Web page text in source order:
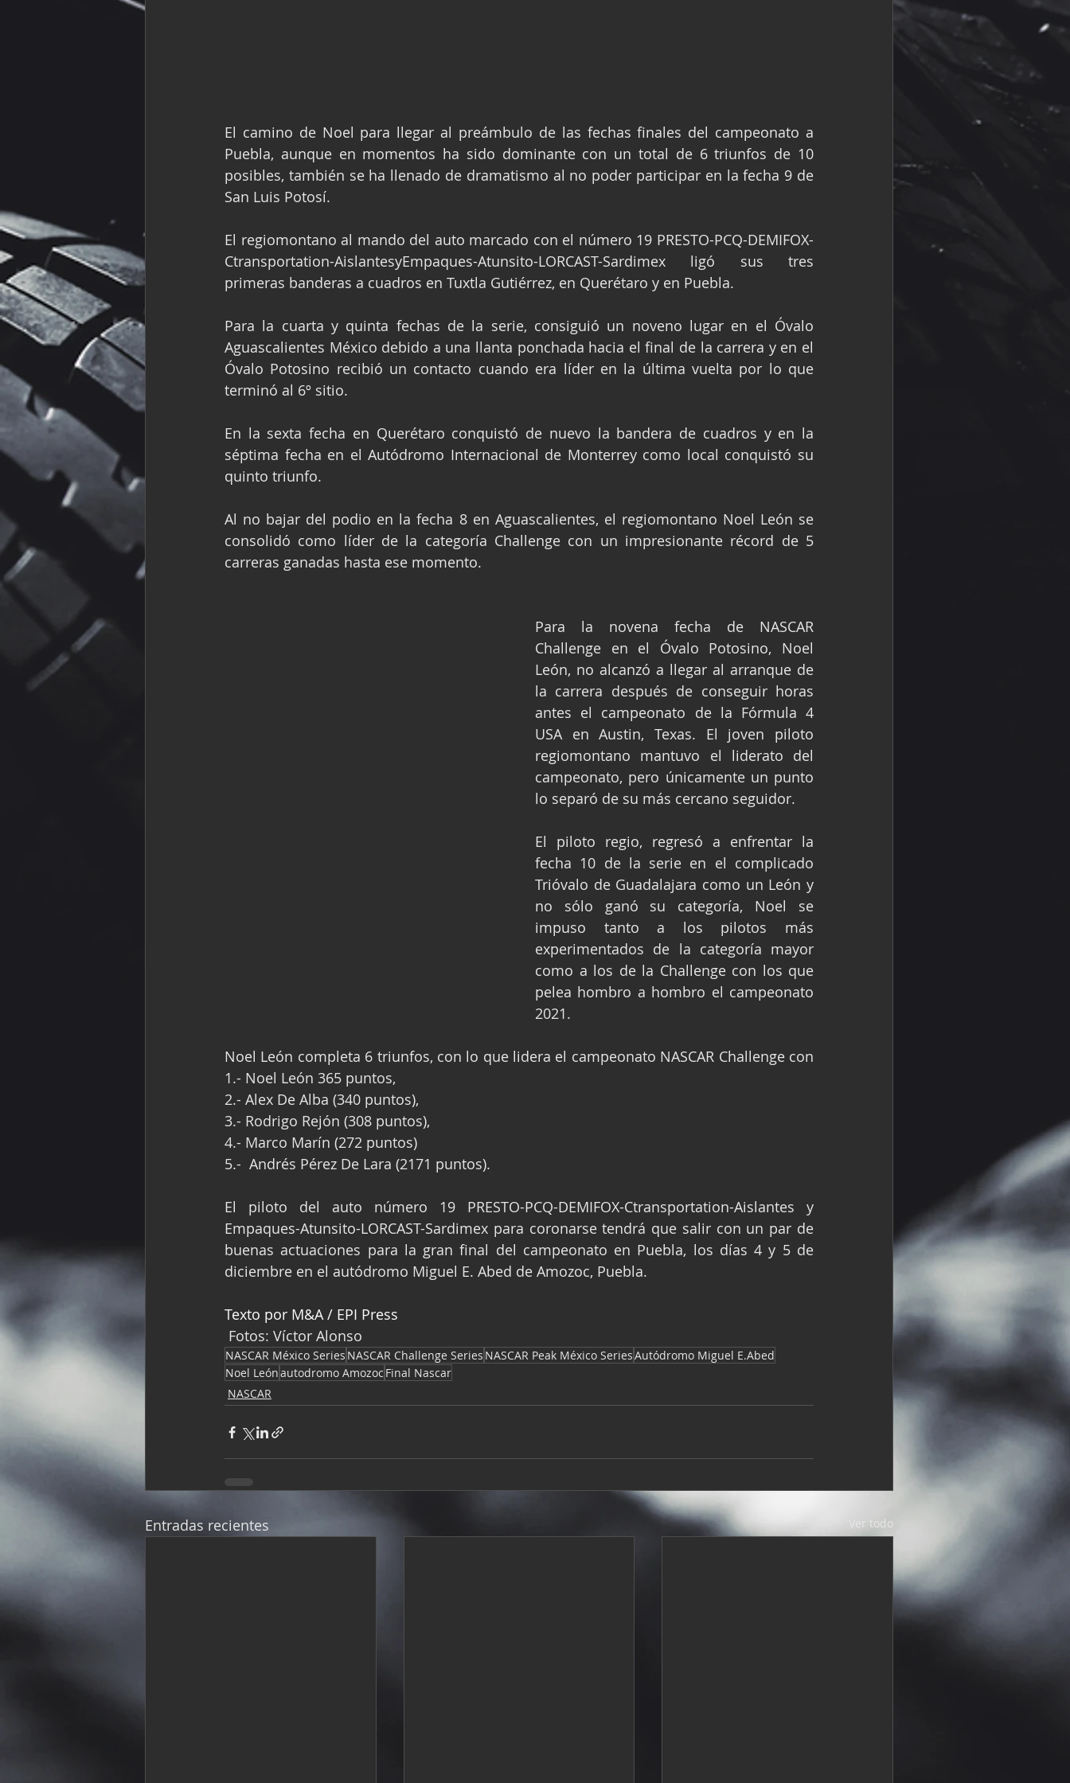
El camino de Noel para llegar al preámbulo de las fechas finales del campeonato a
Puebla, aunque en momentos ha sido dominante con un total de 6 triunfos de 10
posibles, también se ha llenado de dramatismo al no poder participar en la fecha 9 de
San Luis Potosí.
El regiomontano al mando del auto marcado con el número 19 PRESTO-PCQ-DEMIFOX-
Ctransportation-AislantesyEmpaques-Atunsito-LORCAST-Sardimex ligó sus tres
primeras banderas a cuadros en Tuxtla Gutiérrez, en Querétaro y en Puebla.
Para la cuarta y quinta fechas de la serie, consiguió un noveno lugar en el Óvalo
Aguascalientes México debido a una llanta ponchada hacia el final de la carrera y en el
Óvalo Potosino recibió un contacto cuando era líder en la última vuelta por lo que
terminó al 6º sitio.
En la sexta fecha en Querétaro conquistó de nuevo la bandera de cuadros y en la
séptima fecha en el Autódromo Internacional de Monterrey como local conquistó su
quinto triunfo.
Al no bajar del podio en la fecha 8 en Aguascalientes, el regiomontano Noel León se
consolidó como líder de la categoría Challenge con un impresionante récord de 5
carreras ganadas hasta ese momento.
Para la novena fecha de NASCAR
Challenge en el Óvalo Potosino, Noel
León, no alcanzó a llegar al arranque de
la carrera después de conseguir horas
antes el campeonato de la Fórmula 4
USA en Austin, Texas. El joven piloto
regiomontano mantuvo el liderato del
campeonato, pero únicamente un punto
lo separó de su más cercano seguidor.
El piloto regio, regresó a enfrentar la
fecha 10 de la serie en el complicado
Trióvalo de Guadalajara como un León y
no sólo ganó su categoría, Noel se
impuso tanto a los pilotos más
experimentados de la categoría mayor
como a los de la Challenge con los que
pelea hombro a hombro el campeonato
2021.
Noel León completa 6 triunfos, con lo que lidera el campeonato NASCAR Challenge con
1.- Noel León 365 puntos,
2.- Alex De Alba (340 puntos),
3.- Rodrigo Rejón (308 puntos),
4.- Marco Marín (272 puntos)
5.-  Andrés Pérez De Lara (2171 puntos).
El piloto del auto número 19 PRESTO-PCQ-DEMIFOX-Ctransportation-Aislantes y
Empaques-Atunsito-LORCAST-Sardimex para coronarse tendrá que salir con un par de
buenas actuaciones para la gran final del campeonato en Puebla, los días 4 y 5 de
diciembre en el autódromo Miguel E. Abed de Amozoc, Puebla.
Texto por M&A / EPI Press
Fotos: Víctor Alonso
NASCAR México Series NASCAR Challenge Series NASCAR Peak México SeriesAutódromo Miguel E.Abed
Noel Leónautodromo Amozoc Final Nascar
NASCAR
Entradas recientes Ver todo